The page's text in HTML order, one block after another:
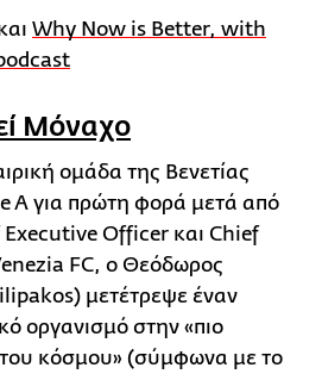
Why Now is Better, with
Μόναχο
ομάδα της Βενετίας
A για πρώτη φορά μετά από
Officer και Chief
FC, ο Θεόδωρος
μετέτρεψε έναν
οργανισμό στην «πιο
κόσμου» (σύμφωνα με το